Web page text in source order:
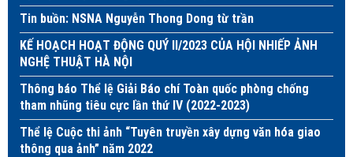
Tin buồn: NSNA Nguyễn Thong Dong từ trần
KẾ HOẠCH HOẠT ĐỘNG QUÝ II/2023 CỦA HỘI NHIẾP ẢNH
NGHỆ THUẬT HÀ NỘI
Thông báo Thể lệ Giải Báo chí Toàn quốc phòng chống
tham nhũng tiêu cực lần thứ IV (2022-2023)
Thể lệ Cuộc thi ảnh “Tuyên truyền xây dựng văn hóa giao
thông qua ảnh” năm 2022